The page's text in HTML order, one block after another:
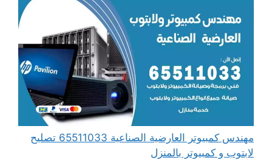
مهندس كمبيوتر العارضية الصناعية 65511033 تصليح
لابتوب و كمبيوتر بالمنزل